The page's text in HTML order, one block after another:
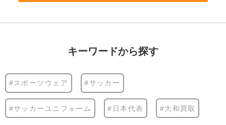
キーワードから探す
#スポーツウェア #サッカー
#サッカーユニフォーム #日本代表 #大和買取